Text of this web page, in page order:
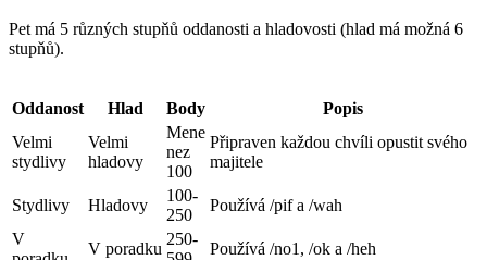
Pet má 5 různých stupňů oddanosti a hladovosti (hlad má možná 6
stupňů).
Oddanost Hlad Body
Popis
Velmi
stydlivy
Velmi
hladovy
Mene
nez
100
Připraven každou chvíli opustit svého
majitele
Stydlivy Hladovy
100-
250
Používá /pif a /wah
V
V poradku
250-
Používá /no1, /ok a /heh